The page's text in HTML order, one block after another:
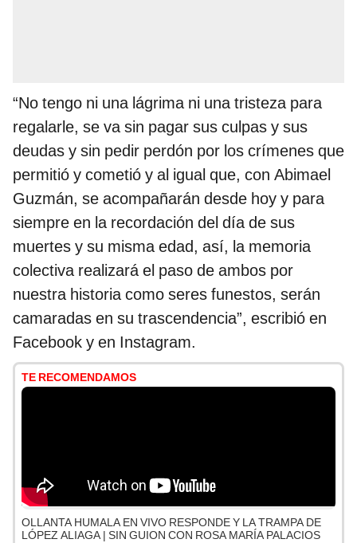
“No tengo ni una lágrima ni una tristeza para
regalarle, se va sin pagar sus culpas y sus
deudas y sin pedir perdón por los crímenes que
permitió y cometió y al igual que, con Abimael
Guzmán, se acompañarán desde hoy y para
siempre en la recordación del día de sus
muertes y su misma edad, así, la memoria
colectiva realizará el paso de ambos por
nuestra historia como seres funestos, serán
camaradas en su trascendencia”, escribió en
Facebook y en Instagram.
TE RECOMENDAMOS
OLLANTA HUMALA EN VIVO RESPONDE Y LA TRAMPA DE
LÓPEZ ALIAGA | SIN GUION CON ROSA MARÍA PALACIOS